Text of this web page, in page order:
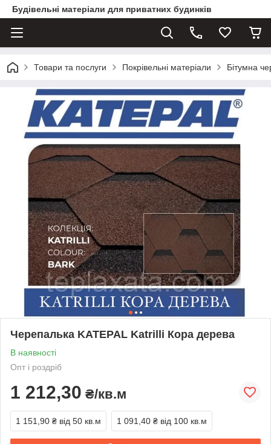
Будівельні матеріали для приватних будинків
Товари та послуги Покрівельні матеріали Бітумна
Черепалька KATEPAL Katrilli Кора дерева
В наявності
Опт і роздріб
1 212,30 ₴/кв.м
1 151,90 ₴ від 50 кв.м 1 091,40 ₴ від 100 кв.м